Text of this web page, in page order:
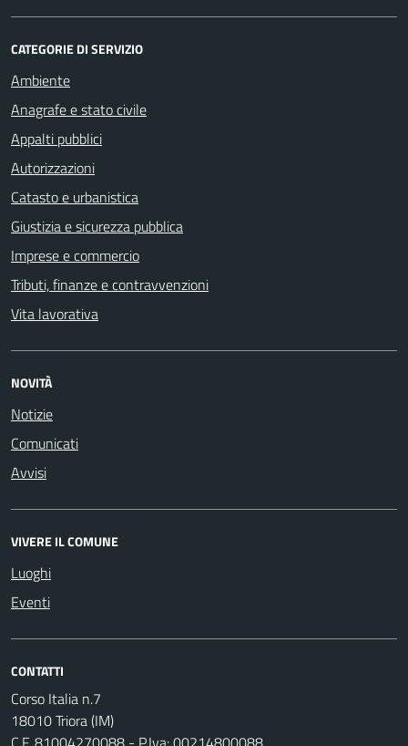
CATEGORIE DI SERVIZIO
Ambiente
Anagrafe e stato civile
Appalti pubblici
Autorizzazioni
Catasto e urbanistica
Giustizia e sicurezza pubblica
Imprese e commercio
Tributi, finanze e contravvenzioni
Vita lavorativa
NOVITÀ
Notizie
Comunicati
Avvisi
VIVERE IL COMUNE
Luoghi
Eventi
CONTATTI
Corso Italia n.7
18010 Triora (IM)